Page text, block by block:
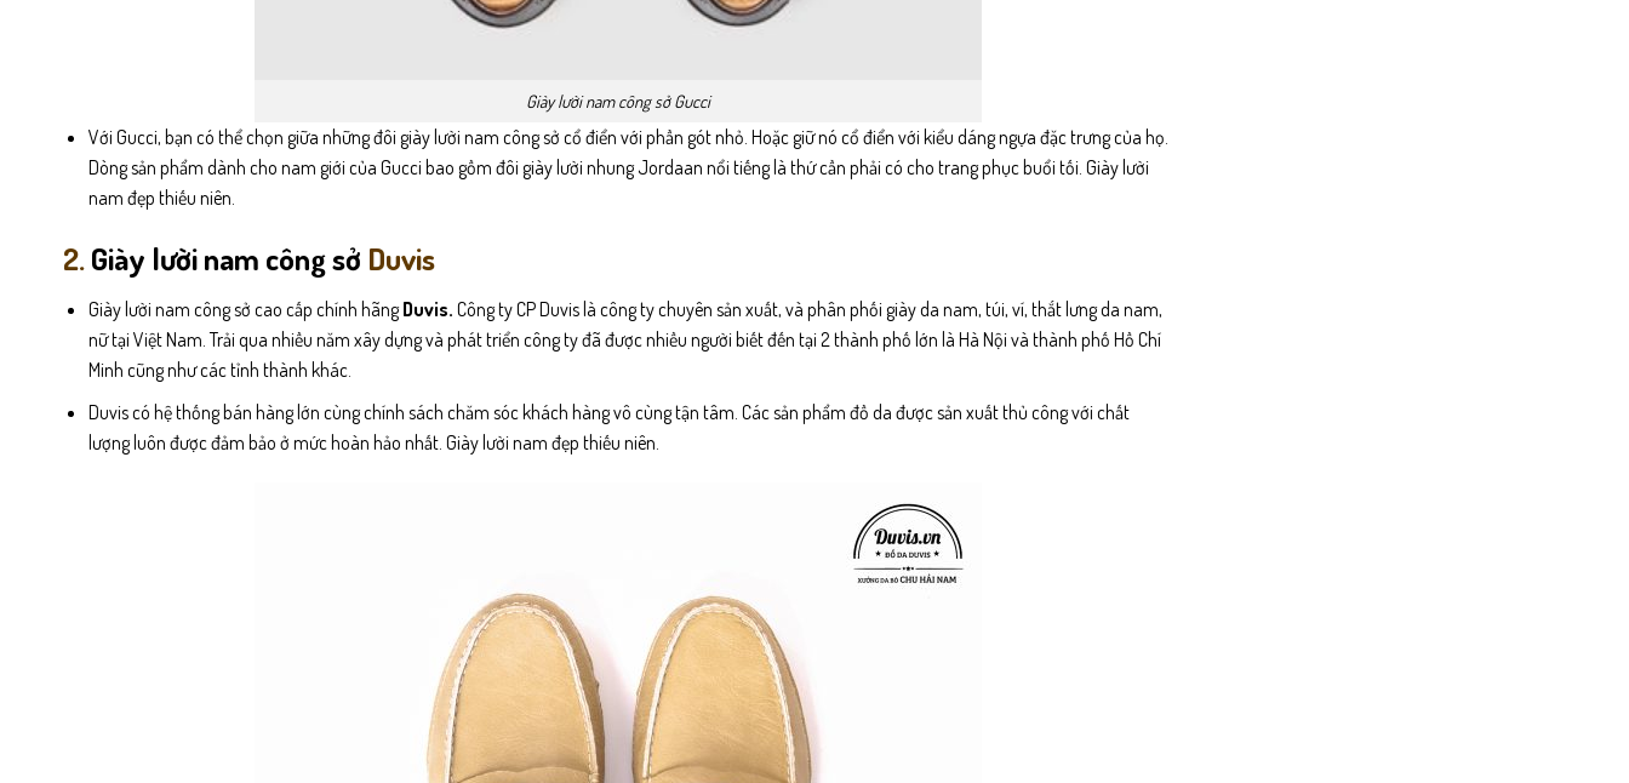
Giày lười nam công sở Gucci
Với Gucci, bạn có thể chọn giữa những đôi giày lười nam công sở cổ điển với phần gót nhỏ. Hoặc giữ nó cổ điển với kiểu dáng ngựa đặc trưng của họ.
Dòng sản phẩm dành cho nam giới của Gucci bao gồm đôi giày lười nhung Jordaan nổi tiếng là thứ cần phải có cho trang phục buổi tối. Giày lười
nam đẹp thiếu niên.
2.Giày lười nam công sở Duvis
Giày lười nam công sở cao cấp chính hãngDuvis. Công ty CP Duvis là công ty chuyên sản xuất, và phân phối giày da nam, túi, ví, thắt lưng da nam,
nữ tại Việt Nam. Trải qua nhiều năm xây dựng và phát triển công ty đã được nhiều người biết đến tại 2 thành phố lớn là Hà Nội và thành phố Hồ Chí
Minh cũng như các tỉnh thành khác.
Duvis có hệ thống bán hàng lớn cùng chính sách chăm sóc khách hàng vô cùng tận tâm. Các sản phẩm đồ da được sản xuất thủ công với chất
lượng luôn được đảm bảo ở mức hoàn hảo nhất. Giày lười nam đẹp thiếu niên.